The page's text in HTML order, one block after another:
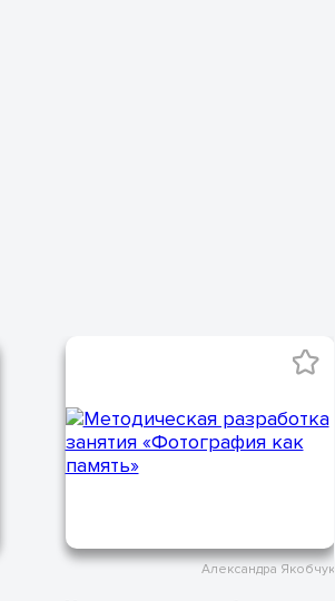
Александра Якобчук